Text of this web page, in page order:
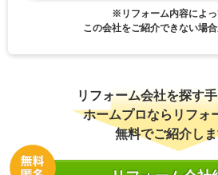
※リフォーム内容によっ
この会社をご紹介できない場合
リフォーム会社を探す
ホームプロならリフォ
無料でご紹介しま